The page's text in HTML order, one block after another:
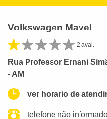
Volkswagen Mavel
2 aval.
Rua Professor Ernani
- AM
ver horario de
telefone não